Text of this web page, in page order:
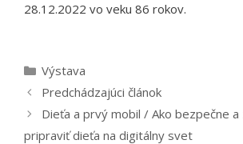
28.12.2022 vo veku 86 rokov.
Kategórie
Výstava
Predchádzajúci článok
Dieťa a prvý mobil / Ako bezpečne
pripraviť dieťa na digitálny svet